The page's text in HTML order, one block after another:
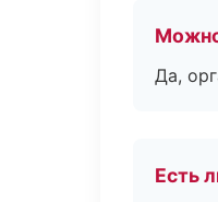
Да,
Есть